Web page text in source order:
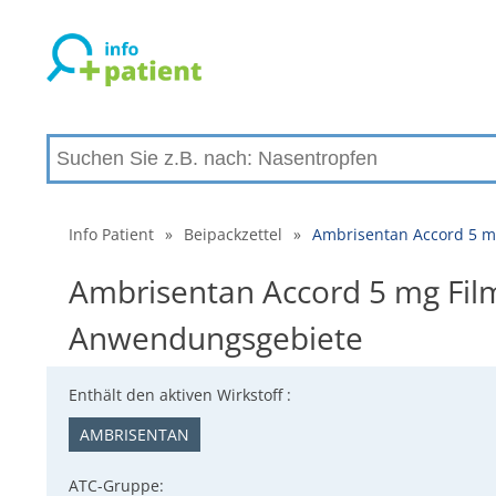
Info Patient » Beipackzettel » Ambrisentan Accord 5
Ambrisentan Accord 5 mg
Anwendungsgebiete
Enthält den aktiven Wirkstoff :
AMBRISENTAN
ATC-Gruppe: